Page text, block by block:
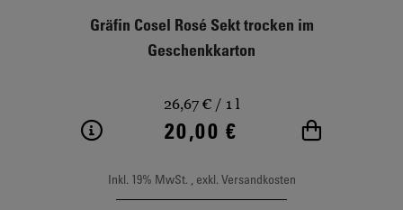
Gräfin Cosel Rosé Sekt trocken im
Geschenkkarton
Weitere Informationen
20,00 € In den
Inkl. 19% MwSt. exkl. Versandkosten
26,67 €/ 1 l